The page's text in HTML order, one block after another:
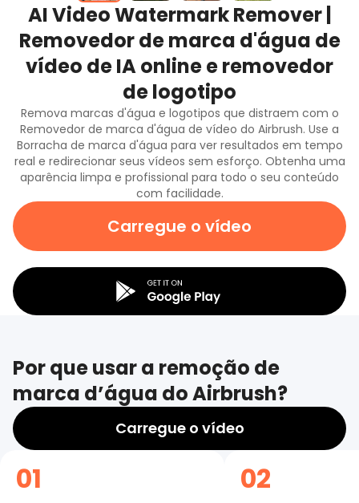
AI Video Watermark Remover |
Removedor de marca d'água de
vídeo de IA online e removedor
de logotipo
Remova marcas d'água e logotipos que distraem com o
Removedor de marca d'água de vídeo do Airbrush. Use a
Borracha de marca d'água para ver resultados em tempo
real e redirecionar seus vídeos sem esforço. Obtenha uma
aparência limpa e profissional para todo o seu conteúdo
com facilidade.
Carregue o vídeo
Por que usar a remoção de
marca d’água do Airbrush?
Carregue o vídeo
01 02